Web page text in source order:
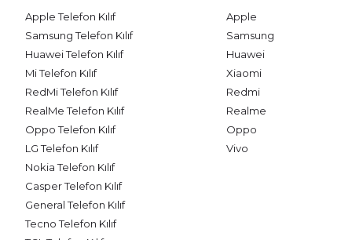
Apple Telefon Kılıf
Samsung Telefon Kılıf
Huawei Telefon Kılıf
Mi Telefon Kılıf
RedMi Telefon Kılıf
RealMe Telefon Kılıf
Oppo Telefon Kılıf
LG Telefon Kılıf
Nokia Telefon Kılıf
Casper Telefon Kılıf
General Telefon Kılıf
Tecno Telefon Kılıf
Apple
Samsung
Huawei
Xiaomi
Redmi
Realme
Oppo
Vivo